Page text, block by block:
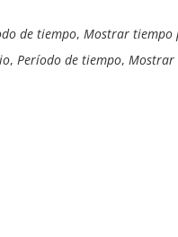
de tiempo, Mostrar tiempo
, Período de tiempo, Mostrar